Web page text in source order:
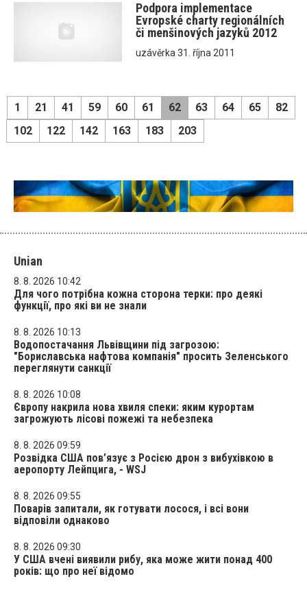
Podpora implementace
Evropské charty regionálních
či menšinových jazyků 2012
uzávěrka 31. října 2011
1 21 41 59 60 61 62 63 64 65
82
102
122 142 163 183 203
Unian
8. 8. 2026 10:42
Для чого потрібна кожна сторона терки: про деякі
функції, про які ви не знали
8. 8. 2026 10:13
Водопостачання Львівщини під загрозою:
"Бориславська нафтова компанія" просить Зеленського
переглянути санкції
8. 8. 2026 10:08
Європу накрила нова хвиля спеки: яким курортам
загрожують лісові пожежі та небезпека
8. 8. 2026 09:59
Розвідка США пов’язує з Росією дрон з вибухівкою в
аеропорту Лейпцига, - WSJ
8. 8. 2026 09:55
Поварів запитали, як готувати лосося, і всі вони
відповіли однаково
8. 8. 2026 09:30
У США вчені виявили рибу, яка може жити понад 400
років: що про неї відомо